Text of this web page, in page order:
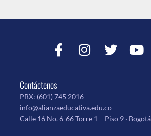
Contáctenos
PBX: (601) 745 2016
info@alianzaeducativa.edu.co
Calle 16 No. 6-66 Torre 1 – Piso 9 · Bogotá